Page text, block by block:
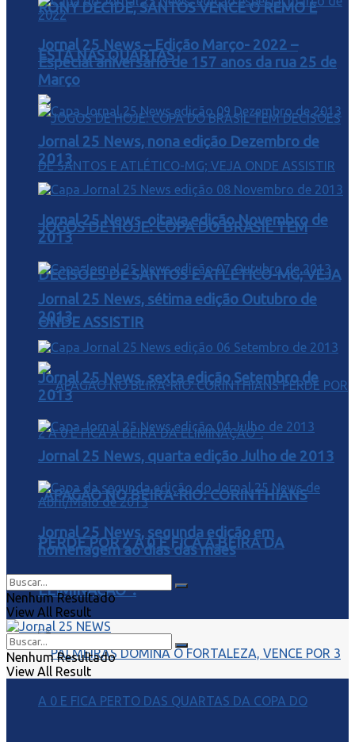
RONY DECIDE, SANTOS VENCE O REMO E
ESTÁ NAS QUARTAS
JOGOS DE HOJE: COPA DO BRASIL TEM
DECISÕES DE SANTOS E ATLÉTICO-MG; VEJA
ONDE ASSISTIR
“APAGÃO NO BEIRA-RIO: CORINTHIANS
PERDE POR 2 A 0 E FICA À BEIRA DA
ELIMINAÇÃO”.
Jornal 25 News – Edição Março- 2022 –
Especial aniversário de 157 anos da rua 25 de
Março
Jornal 25 News, nona edição Dezembro de
2013
Jornal 25 News, oitava edição Novembro de
2013
Jornal 25 News, sétima edição Outubro de
2013
Jornal 25 News, sexta edição Setembro de
2013
Jornal 25 News, quarta edição Julho de 2013
Jornal 25 News, segunda edição em
homenagem ao dias das mães
Nenhum Resultado
View All Result
Nenhum Resultado
View All Result